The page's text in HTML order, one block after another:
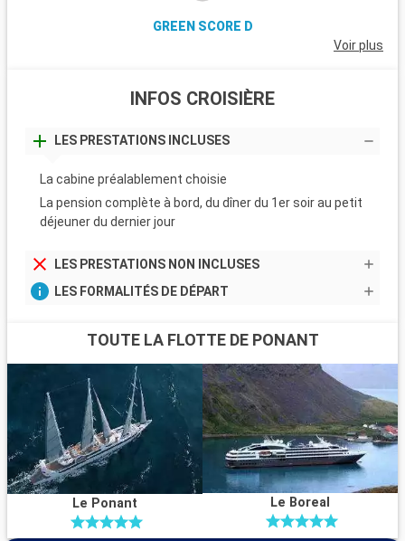
GREEN SCORE D
Voir plus
INFOS CROISIÈRE
LES PRESTATIONS INCLUSES
La cabine préalablement choisie
La pension complète à bord, du dîner du 1er soir au petit
déjeuner du dernier jour
LES PRESTATIONS NON INCLUSES
LES FORMALITÉS DE DÉPART
TOUTE LA FLOTTE DE PONANT
Le Ponant Le Boreal